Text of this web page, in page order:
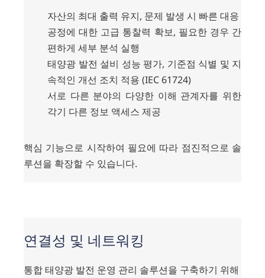
자산의 최대 출력 유지, 문제 발생 시 빠른 대응
공정에 대한 고급 통찰력 확보, 필요한 경우 간
편하게 세부 분석 실행
태양광 발전 설비 성능 평가, 기준점 식별 및 지
속적인 개선 조치 적용 (IEC 61724)
서로 다른 분야의 다양한 이해 관계자를 위한
각기 다른 정보 액세스 제공
핵심 기능으로 시작하여 필요에 따라 점진적으로 솔
루션을 확장할 수 있습니다.
Networking
연결성 및 네트워킹
통합 태양광 발전 운영 관리 솔루션을 구축하기 위해